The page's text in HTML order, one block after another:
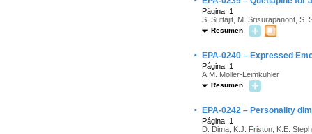
Página :1
S. Suttajit, M. Srisurapanont, S.
Resumen
· EPA-0240 – Expressed
Página :1
A.M. Möller-Leimkühler
Resumen
· EPA-0242 – Personality
Página :1
D. Dima, K.J. Friston, K.E.